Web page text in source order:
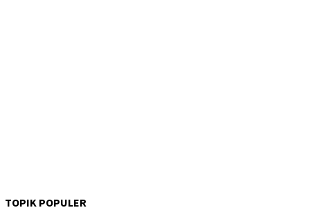
TOPIK POPULER